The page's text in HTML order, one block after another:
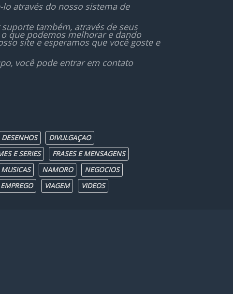
através do nosso sistema de
também, através de seus
que podemos melhorar e dando
site e esperamos que você goste e
você pode entrar em contato
DESENHOS
DIVULGAÇAO
E SERIES
FRASES E MENSAGENS
MUSICAS NAMORO
NEGOCIOS
VIAGEM VIDEOS